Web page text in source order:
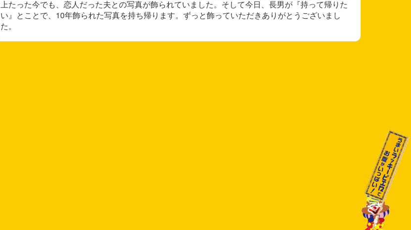
上たった今でも、恋人だった夫との写真が飾られていました。そして今日、長男が『持って帰りた
い』とことで、10年飾られた写真を持ち帰ります。ずっと飾っていただきありがとうございまし
た。